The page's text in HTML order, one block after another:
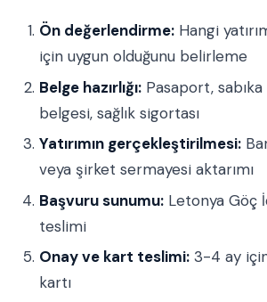
Ön değerlendirme: Hangi
için uygun olduğunu belirleme
Belge hazırlığı: Pasaport, sabıka
belgesi, sağlık sigortası
Yatırımın gerçekleştirilmesi:
veya şirket sermayesi aktarımı
Başvuru sunumu: Letonya Göç
teslimi
Onay ve kart teslimi: 3-4 ay
kartı